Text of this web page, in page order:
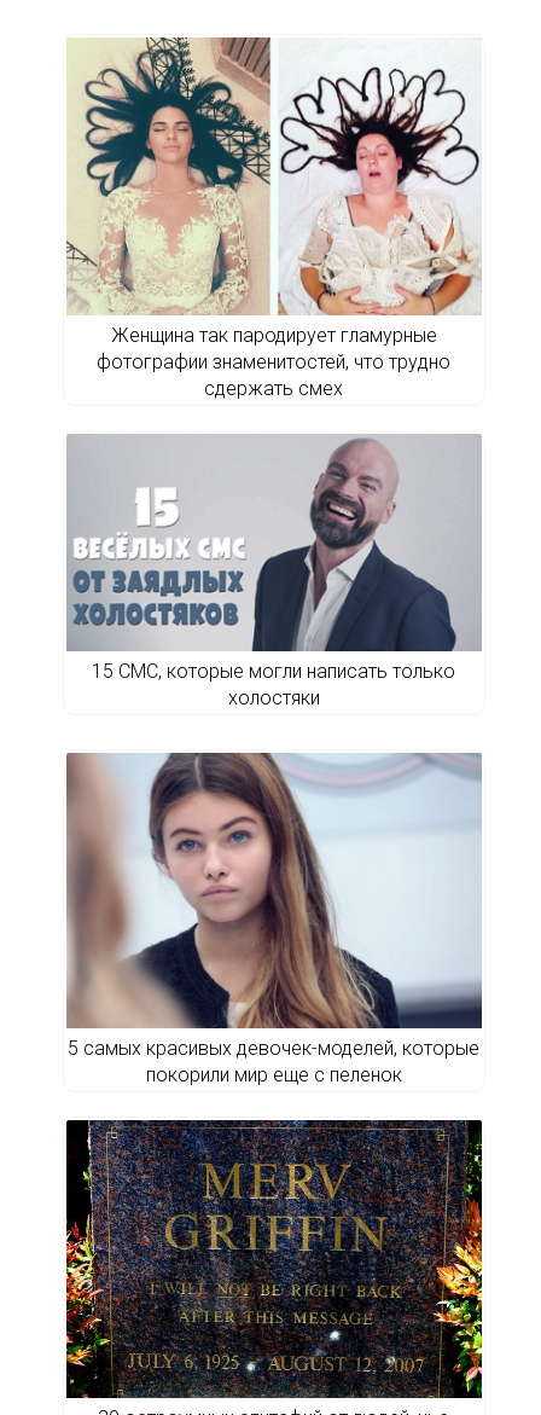
Женщина так пародирует гламурные
фотографии знаменитостей, что трудно
сдержать смех
15 СМС, которые могли написать только
холостяки
5 самых красивых девочек-моделей, которые
покорили мир еще с пеленок